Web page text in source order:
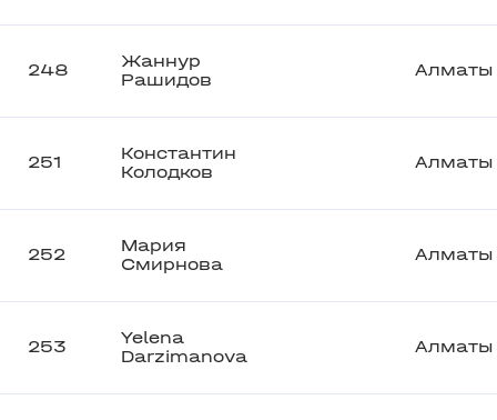
248
Жаннур
Рашидов
Алматы
251
Константин
Колодков
Алматы
252
Мария
Смирнова
Алматы
253
Yelena
Darzimanova
Алматы